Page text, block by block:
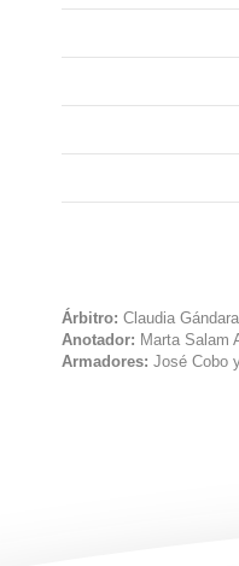
Árbitro: Claudia
Anotador: Marta Salam
Armadores: José Cobo